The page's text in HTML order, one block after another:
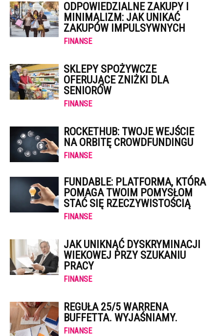
ODPOWIEDZIALNE ZAKUPY I
MINIMALIZM: JAK UNIKAĆ
ZAKUPÓW IMPULSYWNYCH
FINANSE
SKLEPY SPOŻYWCZE
OFERUJĄCE ZNIŻKI DLA
SENIORÓW
FINANSE
ROCKETHUB: TWOJE WEJŚCIE
NA ORBITĘ CROWDFUNDINGU
FINANSE
FUNDABLE: PLATFORMA, KTÓRA
POMAGA TWOIM POMYSŁOM
STAĆ SIĘ RZECZYWISTOŚCIĄ
FINANSE
JAK UNIKNĄĆ DYSKRYMINACJI
WIEKOWEJ PRZY SZUKANIU
PRACY
FINANSE
REGUŁA 25/5 WARRENA
BUFFETTA. WYJAŚNIAMY.
FINANSE